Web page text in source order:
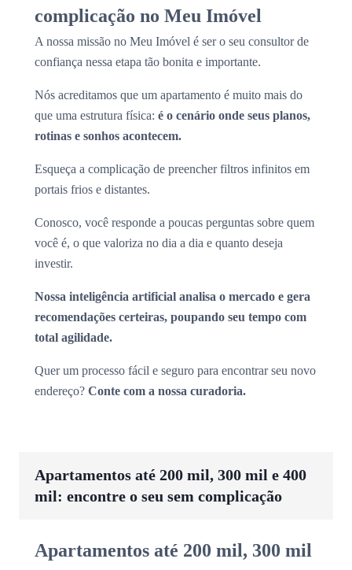
complicação no Meu Imóvel
A nossa missão no Meu Imóvel é ser o seu consultor de
confiança nessa etapa tão bonita e importante.
Nós acreditamos que um apartamento é muito mais do
que uma estrutura física: é o cenário onde seus planos,
rotinas e sonhos acontecem.
Esqueça a complicação de preencher filtros infinitos em
portais frios e distantes.
Conosco, você responde a poucas perguntas sobre quem
você é, o que valoriza no dia a dia e quanto deseja
investir.
Nossa inteligência artificial analisa o mercado e gera
recomendações certeiras, poupando seu tempo com
total agilidade.
Quer um processo fácil e seguro para encontrar seu novo
endereço? Conte com a nossa curadoria.
Apartamentos até 200 mil, 300 mil e 400
mil: encontre o seu sem complicação
Apartamentos até 200 mil, 300 mil